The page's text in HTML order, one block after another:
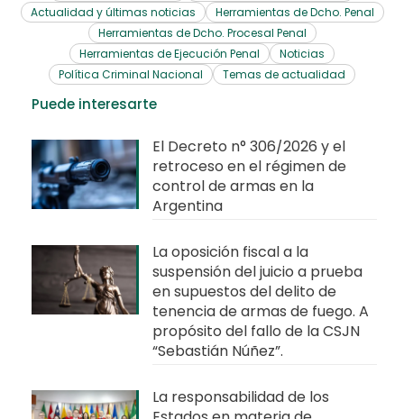
Actualidad y últimas noticias
Herramientas de Dcho. Penal
Herramientas de Dcho. Procesal Penal
Herramientas de Ejecución Penal
Noticias
Política Criminal Nacional
Temas de actualidad
Puede interesarte
El Decreto n° 306/2026 y el
retroceso en el régimen de
control de armas en la
Argentina
La oposición fiscal a la
suspensión del juicio a prueba
en supuestos del delito de
tenencia de armas de fuego. A
propósito del fallo de la CSJN
“Sebastián Núñez”.
La responsabilidad de los